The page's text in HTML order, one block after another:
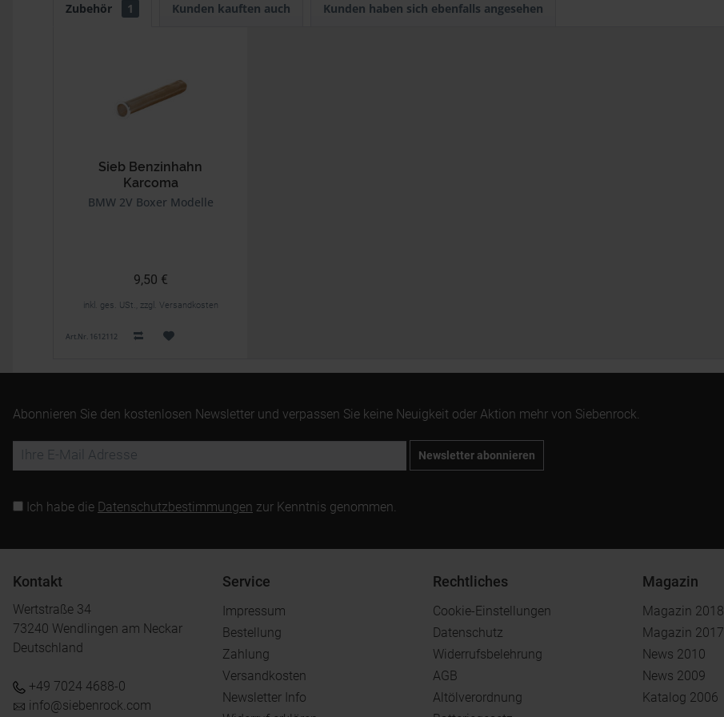
Zubehör 1 Kunden kauften auch Kunden haben sich ebenfalls angesehen
Sieb Benzinhahn
Karcoma
BMW 2V Boxer Modelle
9,50 €
inkl. ges. USt., zzgl. Versandkosten
Art.Nr. 1612112
Abonnieren Sie den kostenlosen Newsletter und verpassen Sie keine Neuigkeit oder Aktion mehr von Siebenrock.
Newsletter abonnieren
Ich habe die Datenschutzbestimmungen zur Kenntnis genommen.
Kontakt
Wertstraße 34
73240 Wendlingen am Neckar
Deutschland
+49 7024 4688-0
info@siebenrock.com
Service
Impressum
Bestellung
Zahlung
Versandkosten
Newsletter Info
Rechtliches
Cookie-Einstellungen
Datenschutz
Widerrufsbelehrung
AGB
Altölverordnung
Magazin
Magazin 2018
Magazin 2017
News 2010
News 2009
Katalog 2006